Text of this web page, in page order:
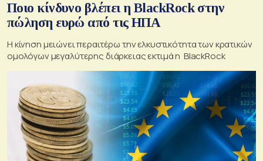
Ποιο κίνδυνο βλέπει η BlackRock στην
πώληση ευρώ από τις ΗΠΑ
Η κίνηση μειώνει περαιτέρω την ελκυστικότητα των κρατικών
ομολόγων μεγαλύτερης διάρκειας εκτιμά η BlackRock